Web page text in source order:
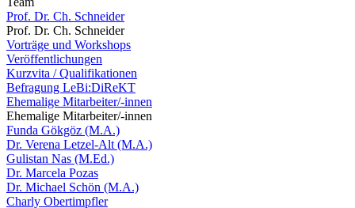
Prof. Dr. Ch. Schneider
Prof. Dr. Ch. Schneider
Vorträge und Workshops
Veröffentlichungen
Kurzvita / Qualifikationen
Befragung LeBi:DiReKT
Ehemalige Mitarbeiter/-innen
Ehemalige Mitarbeiter/-innen
Funda Gökgöz (M.A.)
Dr. Verena Letzel-Alt (M.A.)
Gulistan Nas (M.Ed.)
Dr. Marcela Pozas
Dr. Michael Schön (M.A.)
Charly Obertimpfler